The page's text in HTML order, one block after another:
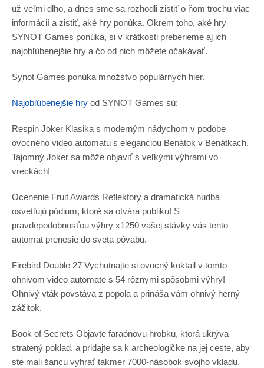
už veľmi dlho, a dnes sme sa rozhodli zistiť o ňom trochu viac
informácií a zistiť, aké hry ponúka. Okrem toho, aké hry
SYNOT Games ponúka, si v krátkosti preberieme aj ich
najobľúbenejšie hry a čo od nich môžete očakávať.
Synot Games ponúka množstvo populárnych hier.
Najobľúbenejšie hry od SYNOT Games sú:
Respin Joker Klasika s moderným nádychom v podobe
ovocného video automatu s eleganciou Benátok v Benátkach.
Tajomný Joker sa môže objaviť s veľkými výhrami vo
vreckách!
Ocenenie Fruit Awards Reflektory a dramatická hudba
osvetľujú pódium, ktoré sa otvára publiku! S
pravdepodobnosťou výhry x1250 vašej stávky vás tento
automat prenesie do sveta pôvabu.
Firebird Double 27 Vychutnajte si ovocný koktail v tomto
ohnivom video automate s 54 rôznymi spôsobmi výhry!
Ohnivý vták povstáva z popola a prináša vám ohnivý herný
zážitok.
Book of Secrets Objavte faraónovu hrobku, ktorá ukrýva
stratený poklad, a pridajte sa k archeologičke na jej ceste, aby
ste mali šancu vyhrať takmer 7000-násobok svojho vkladu.